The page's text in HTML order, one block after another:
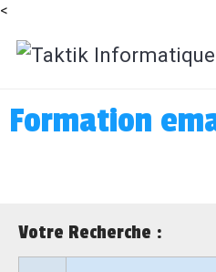
<
Formation
Votre Recherche :